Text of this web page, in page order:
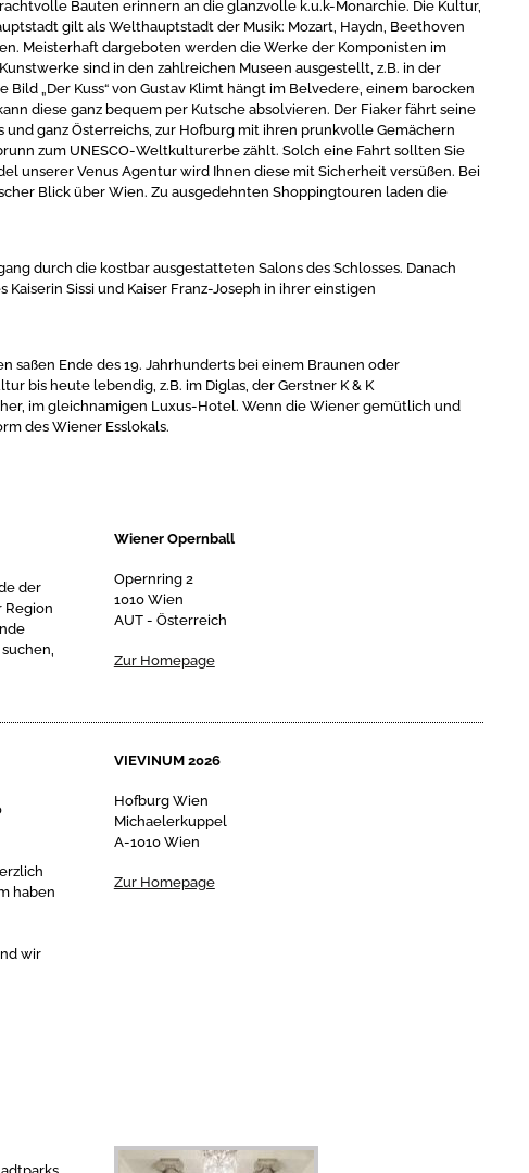
Bauten erinnern an die glanzvolle k.u.k-Monarchie. Die Kultur,
gilt als Welthauptstadt der Musik: Mozart, Haydn, Beethoven
Meisterhaft dargeboten werden die Werke der Komponisten im
sind in den zahlreichen Museen ausgestellt, z.B. in der
„Der Kuss“ von Gustav Klimt hängt im Belvedere, einem barocken
diese ganz bequem per Kutsche absolvieren. Der Fiaker fährt seine
ganz Österreichs, zur Hofburg mit ihren prunkvolle Gemächern
zum UNESCO-Weltkulturerbe zählt. Solch eine Fahrt sollten Sie
unserer Venus Agentur wird Ihnen diese mit Sicherheit versüßen. Bei
Blick über Wien. Zu ausgedehnten Shoppingtouren laden die
durch die kostbar ausgestatteten Salons des Schlosses. Danach
Sissi und Kaiser Franz-Joseph in ihrer einstigen
saßen Ende des 19. Jahrhunderts bei einem Braunen oder
bis heute lebendig, z.B. im Diglas, der Gerstner K & K
im gleichnamigen Luxus-Hotel. Wenn die Wiener gemütlich und
des Wiener Esslokals.
der
Region
Wiener Opernball
Opernring 2
1010 Wien
AUT - Österreich
Zur Homepage
haben
wir
VIEVINUM 2026
Hofburg Wien
Michaelerkuppel
A-1010 Wien
Zur Homepage